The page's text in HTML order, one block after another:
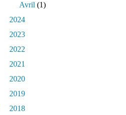
Avril (1)
2024
2023
2022
2021
2020
2019
2018